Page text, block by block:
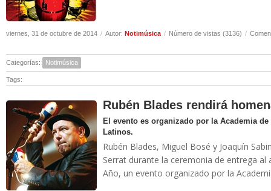
viernes, 31 de octubre de 2014 / Autor: Notimúsica / Número de vistas (3136) /
Categorías: Notimúsica
Tags:
Rubén Blades rendirá
El evento es organizado por la Academia
Latinos.
Rubén Blades, Miguel Bosé y Joaquín
Serrat durante la ceremonia de entrega
Año, un evento organizado por la